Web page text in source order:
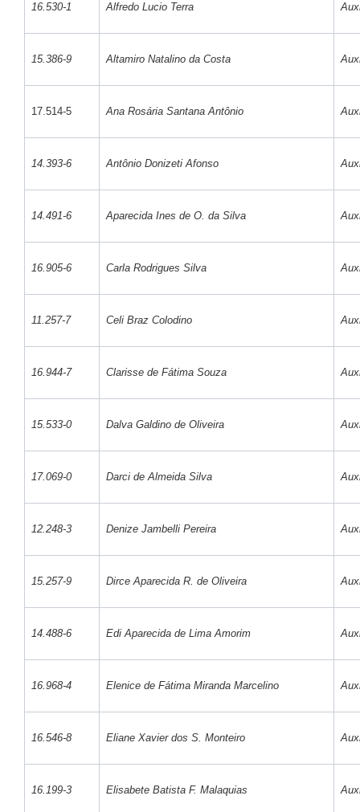
16.530-1 Alfredo Lucio Terra
15.386-9 Altamiro Natalino da Costa
17.514-5 Ana Rosária Santana Antônio
14.393-6 Antônio Donizeti Afonso
14.491-6 Aparecida Ines de O. da Silva
16.905-6 Carla Rodrigues Silva
11.257-7 Celi Braz Colodino
16.944-7 Clarisse de Fátima Souza
15.533-0 Dalva Galdino de Oliveira
17.069-0 Darci de Almeida Silva
12.248-3 Denize Jambelli Pereira
15.257-9 Dirce Aparecida R. de Oliveira
14.488-6 Edi Aparecida de Lima Amorim
16.968-4 Elenice de Fátima Miranda Marcelino
16.546-8 Eliane Xavier dos S. Monteiro
16.199-3 Elisabete Batista F. Malaquias